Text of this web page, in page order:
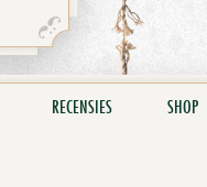
RECENSIES SHOP